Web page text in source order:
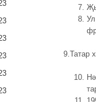
9.Татар